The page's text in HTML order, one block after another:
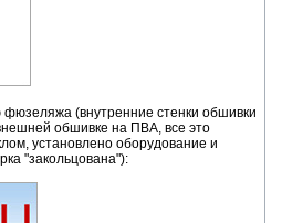
(внутренние стенки обшивки
обшивке на ПВА, все это
установлено оборудование и
"закольцована"):